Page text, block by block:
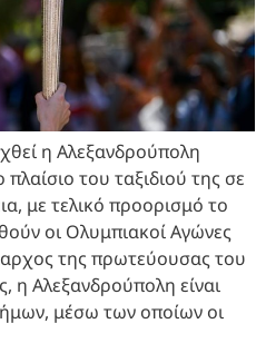
η Αλεξανδρούπολη
του ταξιδιού της σε
με τελικό προορισμό το
οι Ολυμπιακοί Αγώνες
της πρωτεύουσας του
η Αλεξανδρούπολη είναι
μέσω των οποίων οι